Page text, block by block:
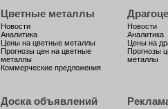
Цветные металлы
Новости
Аналитика
Цены на цветные металлы
Прогнозы цен на цветные
металлы
Коммерческие предложения
Новости
Аналитика
Цены на
Прогнозы
металлы
Доска объявлений